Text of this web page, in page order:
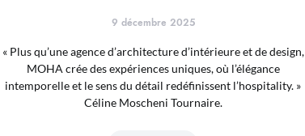
9 décembre 2025
« Plus qu’une agence d’architecture d’intérieure et de design,
MOHA crée des expériences uniques, où l’élégance
intemporelle et le sens du détail redéfinissent l’hospitality. »
Céline Moscheni Tournaire.